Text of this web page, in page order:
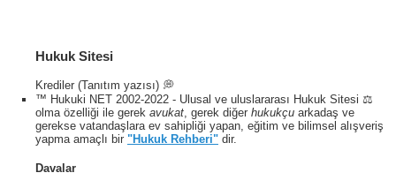
Hukuk Sitesi
Krediler (Tanıtım yazısı) 💭
™ Hukuki NET 2002-2022 - Ulusal ve uluslararası Hukuk Sitesi ⚖️
olma özelliği ile gerek avukat, gerek diğer hukukçu arkadaş ve
gerekse vatandaşlara ev sahipliği yapan, eğitim ve bilimsel alışveriş
yapma amaçlı bir "Hukuk Rehberi" dir.
Davalar